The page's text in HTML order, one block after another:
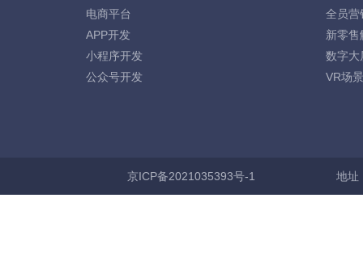
电商平台
APP开发
小程序开发
公众号开发
全员营
新零售
数字大
VR场
京ICP备2021035393号-1 地址